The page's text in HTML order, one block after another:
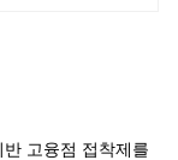
고융점 접착제를